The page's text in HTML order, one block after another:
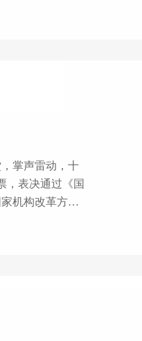
掌声雷动，十
，表决通过《国
机构改革方